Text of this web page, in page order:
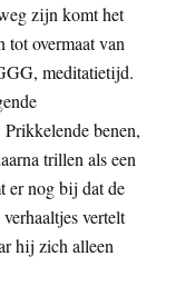
zijn komt het
tot overmaat van
meditatietijd.
benen,
trillen als een
er nog bij dat de
vertelt
hij zich alleen